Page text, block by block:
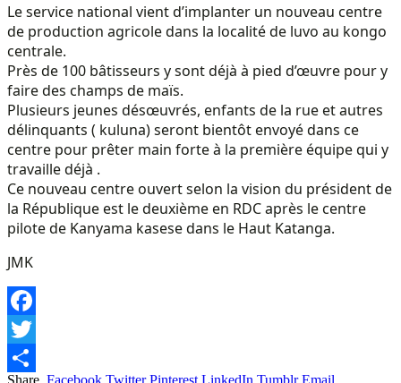
Le service national vient d’implanter un nouveau centre
de production agricole dans la localité de luvo au kongo
centrale.
Près de 100 bâtisseurs y sont déjà à pied d’œuvre pour y
faire des champs de maïs.
Plusieurs jeunes désœuvrés, enfants de la rue et autres
délinquants ( kuluna) seront bientôt envoyé dans ce
centre pour prêter main forte à la première équipe qui y
travaille déjà .
Ce nouveau centre ouvert selon la vision du président de
la République est le deuxième en RDC après le centre
pilote de Kanyama kasese dans le Haut Katanga.
JMK
Facebook
Twitter
Share. Facebook Twitter Pinterest LinkedIn Tumblr Email